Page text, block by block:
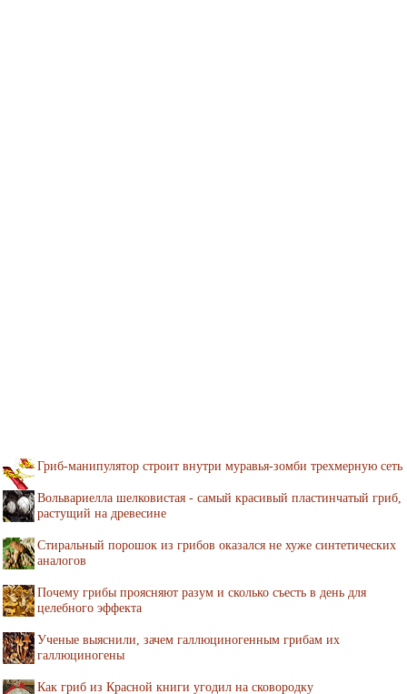
Гриб-манипулятор строит внутри муравья-зомби трехмерную сеть
Вольвариелла шелковистая - самый красивый пластинчатый гриб,
растущий на древесине
Стиральный порошок из грибов оказался не хуже синтетических
аналогов
Почему грибы проясняют разум и сколько съесть в день для
целебного эффекта
Ученые выяснили, зачем галлюциногенным грибам их
галлюциногены
Как гриб из Красной книги угодил на сковородку